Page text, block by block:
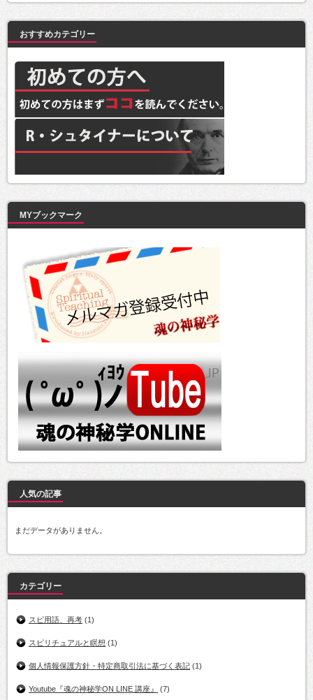
おすすめカテゴリー
MYブックマーク
人気の記事
まだデータがありません。
カテゴリー
スピ用語、再考 (1)
スピリチュアルと瞑想 (1)
個人情報保護方針・特定商取引法に基づく表記 (1)
Youtube『魂の神秘学ON LINE 講座』 (7)